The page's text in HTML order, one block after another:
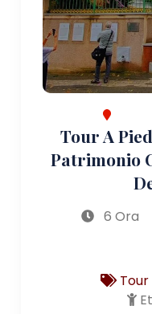
Tour A
Patrimonio
6 Ora